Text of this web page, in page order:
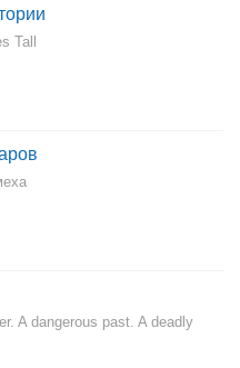
Tall
A dangerous past. A deadly